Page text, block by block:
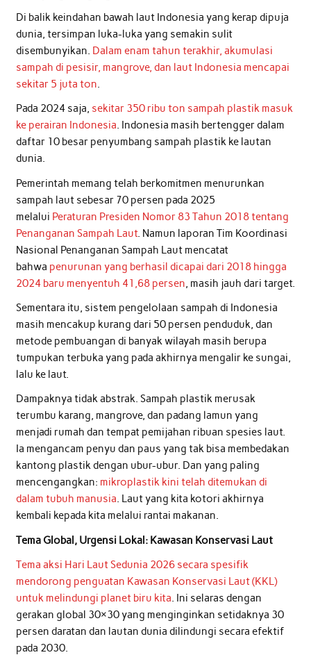
Di balik keindahan bawah laut Indonesia yang kerap dipuja
dunia, tersimpan luka-luka yang semakin sulit
disembunyikan. Dalam enam tahun terakhir, akumulasi
sampah di pesisir, mangrove, dan laut Indonesia mencapai
sekitar 5 juta ton.
Pada 2024 saja, sekitar 350 ribu ton sampah plastik masuk
ke perairan Indonesia. Indonesia masih bertengger dalam
daftar 10 besar penyumbang sampah plastik ke lautan
dunia.
Pemerintah memang telah berkomitmen menurunkan
sampah laut sebesar 70 persen pada 2025
melalui Peraturan Presiden Nomor 83 Tahun 2018 tentang
Penanganan Sampah Laut. Namun laporan Tim Koordinasi
Nasional Penanganan Sampah Laut mencatat
bahwa penurunan yang berhasil dicapai dari 2018 hingga
2024 baru menyentuh 41,68 persen , masih jauh dari target.
Sementara itu, sistem pengelolaan sampah di Indonesia
masih mencakup kurang dari 50 persen penduduk, dan
metode pembuangan di banyak wilayah masih berupa
tumpukan terbuka yang pada akhirnya mengalir ke sungai,
lalu ke laut.
Dampaknya tidak abstrak. Sampah plastik merusak
terumbu karang, mangrove, dan padang lamun yang
menjadi rumah dan tempat pemijahan ribuan spesies laut.
Ia mengancam penyu dan paus yang tak bisa membedakan
kantong plastik dengan ubur-ubur. Dan yang paling
mencengangkan: mikroplastik kini telah ditemukan di
dalam tubuh manusia. Laut yang kita kotori akhirnya
kembali kepada kita melalui rantai makanan.
Tema Global, Urgensi Lokal: Kawasan Konservasi Laut
Tema aksi Hari Laut Sedunia 2026 secara spesifik
mendorong penguatan Kawasan Konservasi Laut (KKL)
untuk melindungi planet biru kita. Ini selaras dengan
gerakan global 30×30 yang menginginkan setidaknya 30
persen daratan dan lautan dunia dilindungi secara efektif
pada 2030.